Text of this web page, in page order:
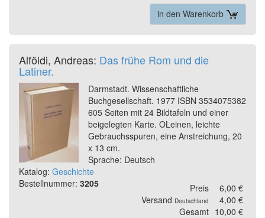
in den Warenkorb
Alföldi, Andreas: Das frühe Rom und die
Latiner.
Darmstadt. Wissenschaftliche
Buchgesellschaft. 1977 ISBN 3534075382
605 Seiten mit 24 Bildtafeln und einer
beigelegten Karte. OLeinen, leichte
Gebrauchsspuren, eine Anstreichung, 20
x 13 cm.
Sprache: Deutsch
Katalog: Geschichte
Bestellnummer: 3205 Preis
6,00 €
Versand Deutschland
4,00 €
Gesamt 10,00 €